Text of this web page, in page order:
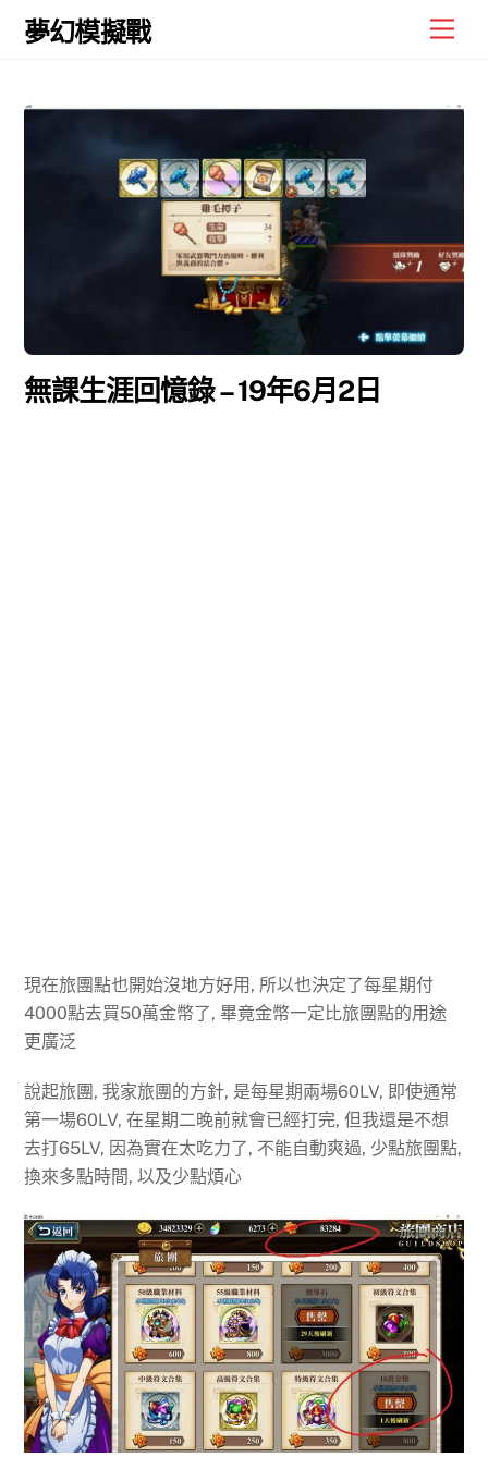
Skip
夢幻模擬戰
無課生涯回憶錄 – 19年6月2日
現在旅團點也開始沒地方好用, 所以也決定了每星期付
4000點去買50萬金幣了, 畢竟金幣一定比旅團點的用途
更廣泛
說起旅團, 我家旅團的方針, 是每星期兩場60LV, 即使通常
第一場60LV, 在星期二晚前就會已經打完, 但我還是不想
去打65LV, 因為實在太吃力了, 不能自動爽過, 少點旅團點,
換來多點時間, 以及少點煩心